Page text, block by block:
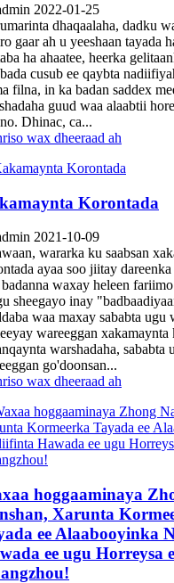
2022-01-25
dhaqaalaha, dadku
gaar ah u yeeshaan tayada
ha ahaatee, heerka
cusub ee qaybta
filna, in ka badan saddex
guud waa alaabtii
Dhinac, ca...
wax dheeraad ah
Korontada
2021-10-09
wararka ku saabsan
ayaa soo jiitay dareenka
waxay heleen
sheegayo inay
waa maxay sababta ugu
wareeggan xakamaynta
warshadaha, sababta
go'doonsan...
wax dheeraad ah
hoggaaminaya
Xarunta
ee Alaabooyinka
ee ugu Horreysa